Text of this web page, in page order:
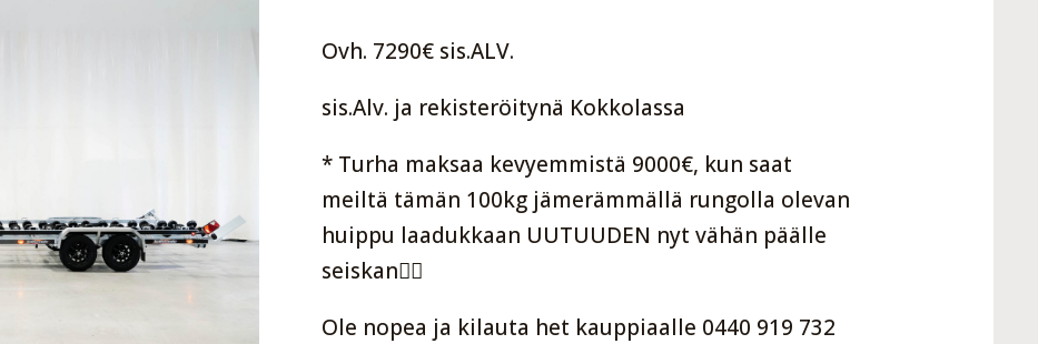
Ovh. 7290€ sis.ALV.
sis.Alv. ja rekisteröitynä Kokkolassa
* Turha maksaa kevyemmistä 9000€, kun saat
meiltä tämän 100kg jämerämmällä rungolla olevan
huippu laadukkaan UUTUUDEN nyt vähän päälle
seiskan👍🏻
Ole nopea ja kilauta het kauppiaalle 0440 919 732